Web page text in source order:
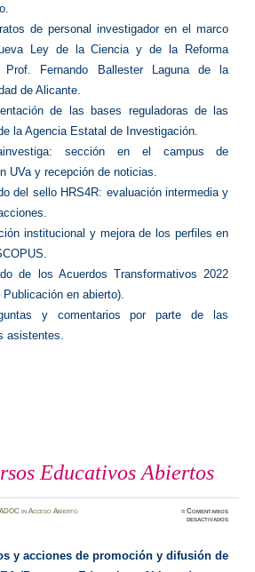
de personal investigador en el marco
Ley de la Ciencia y de la Reforma
Prof. Fernando Ballester Laguna de la
de Alicante.
de las bases reguladoras de las
la Agencia Estatal de Investigación.
sección en el campus de
UVa y recepción de noticias.
del sello HRS4R: evaluación intermedia y
institucional y mejora de los perfiles en
de los Acuerdos Transformativos 2022
en abierto).
y comentarios por parte de las
asistentes.
Educativos Abiertos
inAcceso Abierto ≈Comentarios
desactivadosen
y acciones de promoción y difusión de